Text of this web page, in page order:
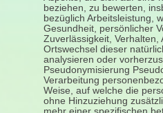
beziehen, zu bewerten,
bezüglich Arbeitsleistung,
Gesundheit, persönlicher
Zuverlässigkeit, Verhalten,
Ortswechsel dieser
analysieren oder
Pseudonymisierung
Verarbeitung
Weise, auf welche die
ohne Hinzuziehung
mehr einer spezifischen